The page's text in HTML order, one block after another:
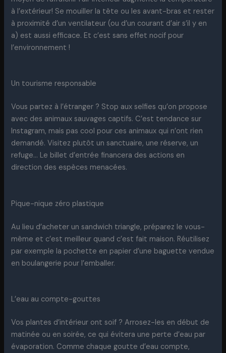
à l’extérieur! Se mouiller la tête ou les avant-bras et rester
à proximité d’un ventilateur (ou d’un courant d’air s’il y en
a) est aussi efficace. Et c’est sans effet nocif pour
l’environnement !
Un tourisme responsable
Vous partez à l’étranger ? Stop aux selfies qu’on propose
avec des animaux sauvages captifs. C’est tendance sur
Instagram, mais pas cool pour ces animaux qui n’ont rien
demandé. Visitez plutôt un sanctuaire, une réserve, un
refuge… Le billet d’entrée financera des actions en
direction des espèces menacées.
Pique-nique zéro plastique
Au lieu d’acheter un sandwich triangle, préparez le vous-
même et c’est meilleur quand c’est fait maison. Réutilisez
par exemple la pochette en papier d’une baguette vendue
en boulangerie pour l’emballer.
L’eau au compte-gouttes
Vos plantes d’intérieur ont soif ? Arrosez-les en début de
matinée ou en soirée, ce qui évitera une perte d’eau par
évaporation. Comme chaque goutte d’eau compte,